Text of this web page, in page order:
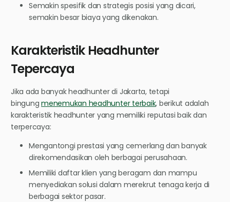
Semakin spesifik dan strategis posisi yang dicari,
semakin besar biaya yang dikenakan.
Karakteristik Headhunter
Tepercaya
Jika ada banyak headhunter di Jakarta, tetapi
bingung menemukan headhunter terbaik, berikut adalah
karakteristik headhunter yang memiliki reputasi baik dan
terpercaya:
Mengantongi prestasi yang cemerlang dan banyak
direkomendasikan oleh berbagai perusahaan.
Memiliki daftar klien yang beragam dan mampu
menyediakan solusi dalam merekrut tenaga kerja di
berbagai sektor pasar.